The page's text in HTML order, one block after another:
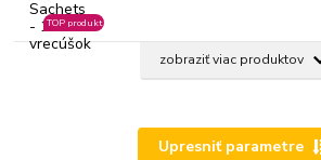
TOP produkt
zobraziť viac produktov
Upresniť parametre